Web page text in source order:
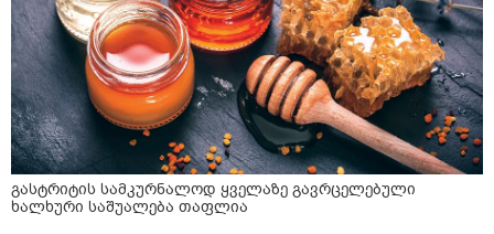
გასტრიტის სამკურნალოდ ყველაზე გავრცელებული
ხალხური საშუალება თაფლია